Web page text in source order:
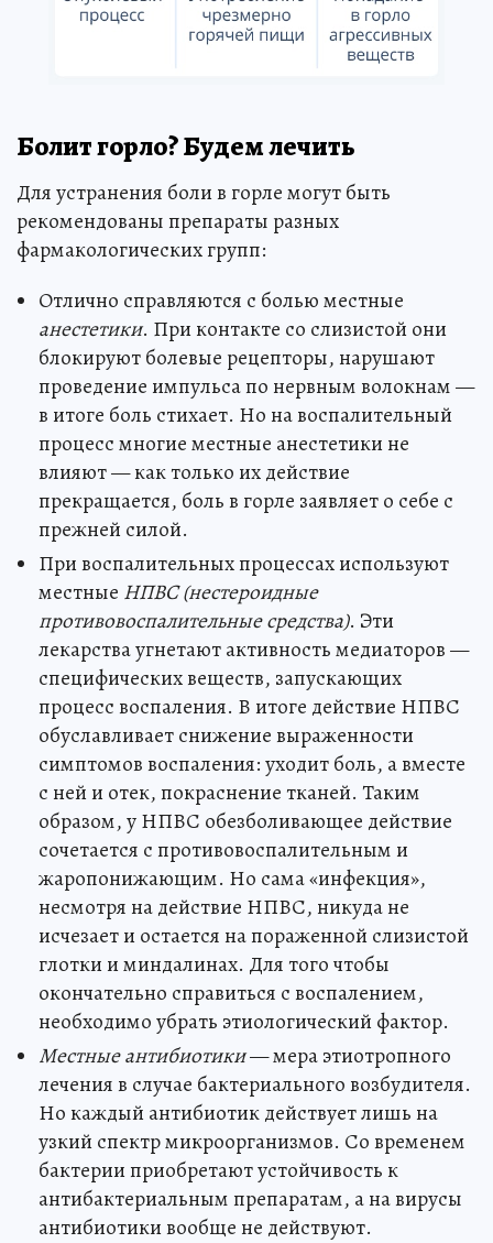
Болит горло? Будем лечить
Для устранения боли в горле могут быть
рекомендованы препараты разных
фармакологических групп:
Отлично справляются с болью местные
анестетики. При контакте со слизистой они
блокируют болевые рецепторы, нарушают
проведение импульса по нервным волокнам —
в итоге боль стихает. Но на воспалительный
процесс многие местные анестетики не
влияют — как только их действие
прекращается, боль в горле заявляет о себе с
прежней силой.
При воспалительных процессах используют
местные НПВС (нестероидные
противовоспалительные средства). Эти
лекарства угнетают активность медиаторов —
специфических веществ, запускающих
процесс воспаления. В итоге действие НПВС
обуславливает снижение выраженности
симптомов воспаления: уходит боль, а вместе
с ней и отек, покраснение тканей. Таким
образом, у НПВС обезболивающее действие
сочетается с противовоспалительным и
жаропонижающим. Но сама «инфекция»,
несмотря на действие НПВС, никуда не
исчезает и остается на пораженной слизистой
глотки и миндалинах. Для того чтобы
окончательно справиться с воспалением,
необходимо убрать этиологический фактор.
Местные антибиотики— мера этиотропного
лечения в случае бактериального возбудителя.
Но каждый антибиотик действует лишь на
узкий спектр микроорганизмов. Со временем
бактерии приобретают устойчивость к
антибактериальным препаратам, а на вирусы
антибиотики вообще не действуют.